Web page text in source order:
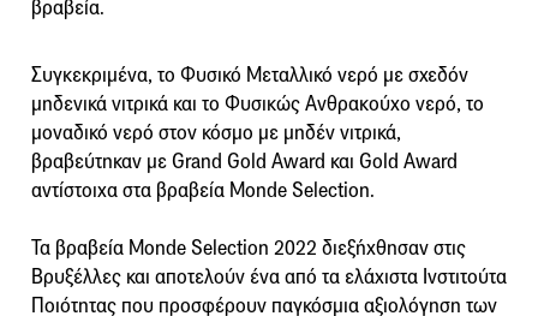
βραβεία.
Συγκεκριμένα, τo Φυσικό Μεταλλικό νερό με σχεδόν
μηδενικά νιτρικά και το Φυσικώς Ανθρακούχο νερό, το
μοναδικό νερό στον κόσμο με μηδέν νιτρικά,
βραβεύτηκαν με Grand Gold Award και Gold Award
αντίστοιχα στα βραβεία Monde Selection.
Τα βραβεία Monde Selection 2022 διεξήχθησαν στις
Βρυξέλλες και αποτελούν ένα από τα ελάχιστα Ινστιτούτα
Ποιότητας που προσφέρουν παγκόσμια αξιολόγηση των